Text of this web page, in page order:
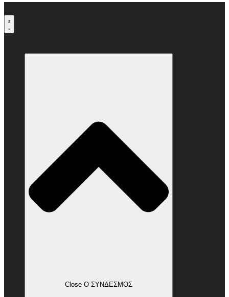
στο
περιεχόμενο
Close Ο ΣΥΝΔΕΣΜΟΣ